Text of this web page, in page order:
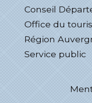
Conseil
Office du
Région
Service public